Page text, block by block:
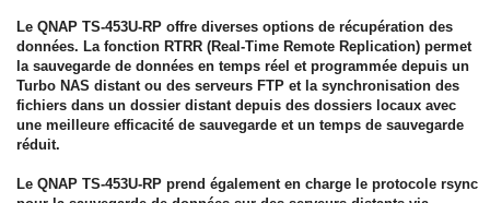
Le QNAP TS-453U-RP offre diverses options de récupération des
données. La fonction RTRR (Real-Time Remote Replication) permet
la sauvegarde de données en temps réel et programmée depuis un
Turbo NAS distant ou des serveurs FTP et la synchronisation des
fichiers dans un dossier distant depuis des dossiers locaux avec
une meilleure efficacité de sauvegarde et un temps de sauvegarde
réduit.
Le QNAP TS-453U-RP prend également en charge le protocole rsync